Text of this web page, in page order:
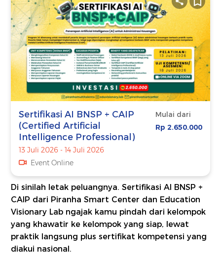
Sertifikasi AI BNSP + CAIP
(Certified Artificial
Intelligence Professional)
13 Juli 2026 - 14 Juli 2026
Event Online
Mulai dari
Rp 2.650.000
Di sinilah letak peluangnya. Sertifikasi AI BNSP +
CAIP dari Piranha Smart Center dan Education
Visionary Lab ngajak kamu pindah dari kelompok
yang khawatir ke kelompok yang siap, lewat
praktik langsung plus sertifikat kompetensi yang
diakui nasional.